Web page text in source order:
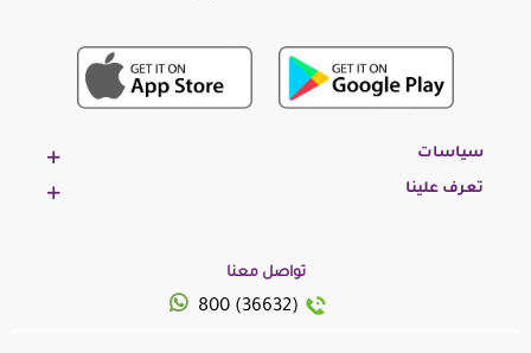
سياسات
تعرف علينا
تواصل معنا
800 (36632)